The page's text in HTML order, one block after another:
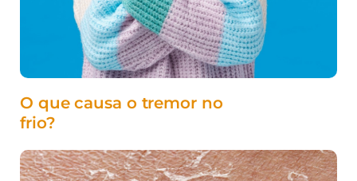
O que causa o tremor no
frio?